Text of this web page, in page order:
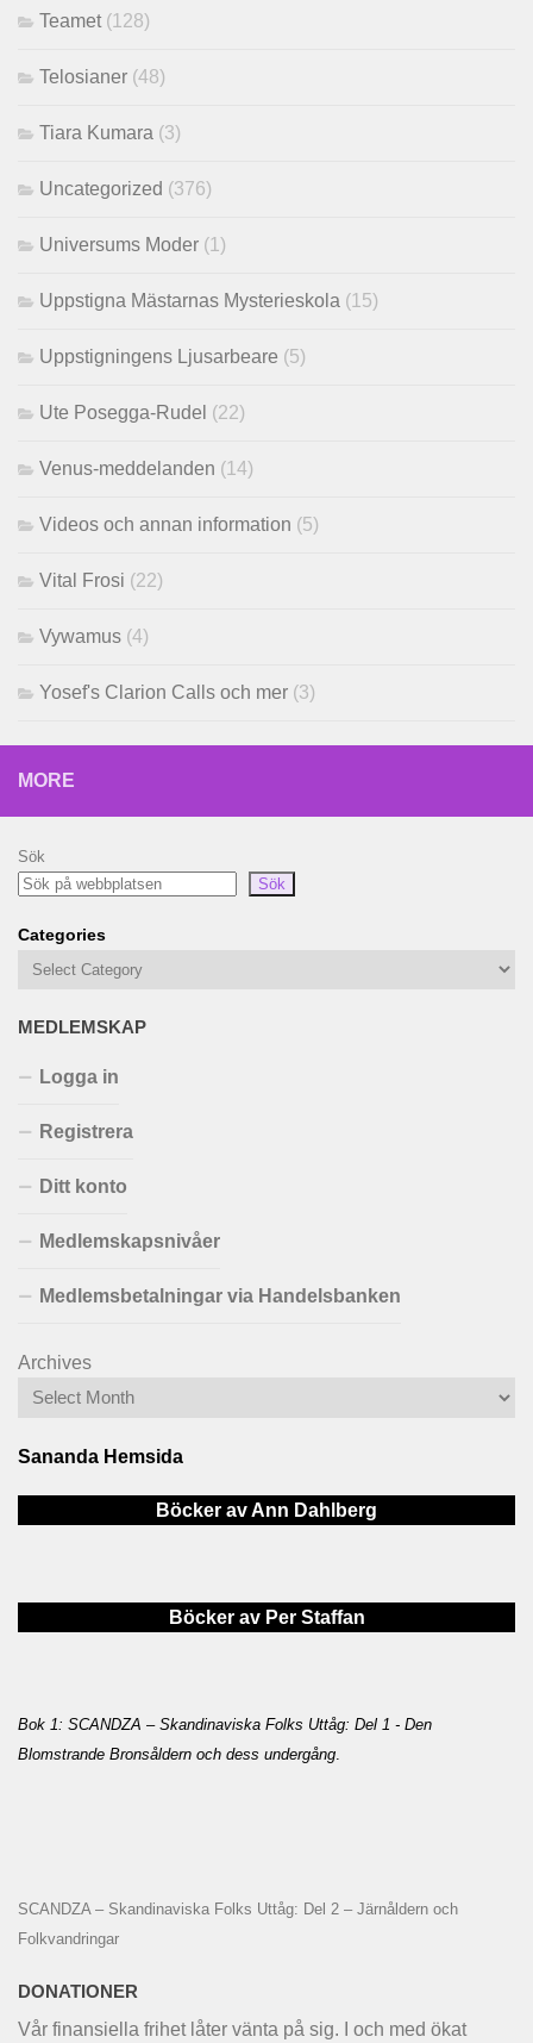
Teamet (128)
Telosianer (48)
Tiara Kumara (3)
Uncategorized (376)
Universums Moder (1)
Uppstigna Mästarnas Mysterieskola (15)
Uppstigningens Ljusarbeare (5)
Ute Posegga-Rudel (22)
Venus-meddelanden (14)
Videos och annan information (5)
Vital Frosi (22)
Vywamus (4)
Yosef's Clarion Calls och mer (3)
MORE
Sök
Sök
Categories
MEDLEMSKAP
Logga in
Registrera
Ditt konto
Medlemskapsnivåer
Medlemsbetalningar via Handelsbanken
Archives
Sananda Hemsida
Böcker av Ann Dahlberg
Böcker av Per Staffan
Bok 1: SCANDZA – Skandinaviska Folks Uttåg: Del 1 - Den
Blomstrande Bronsåldern och dess undergång.
SCANDZA – Skandinaviska Folks Uttåg: Del 2 – Järnåldern och
Folkvandringar
DONATIONER
Vår finansiella frihet låter vänta på sig. I och med ökat